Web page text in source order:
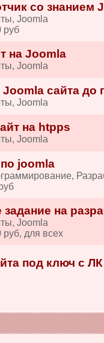
со знанием
Joomla
руб
на Joomla
Joomla
сайта до
Joomla
на htpps
Joomla
joomla
задание на
Joomla
руб, для всех
под ключ с